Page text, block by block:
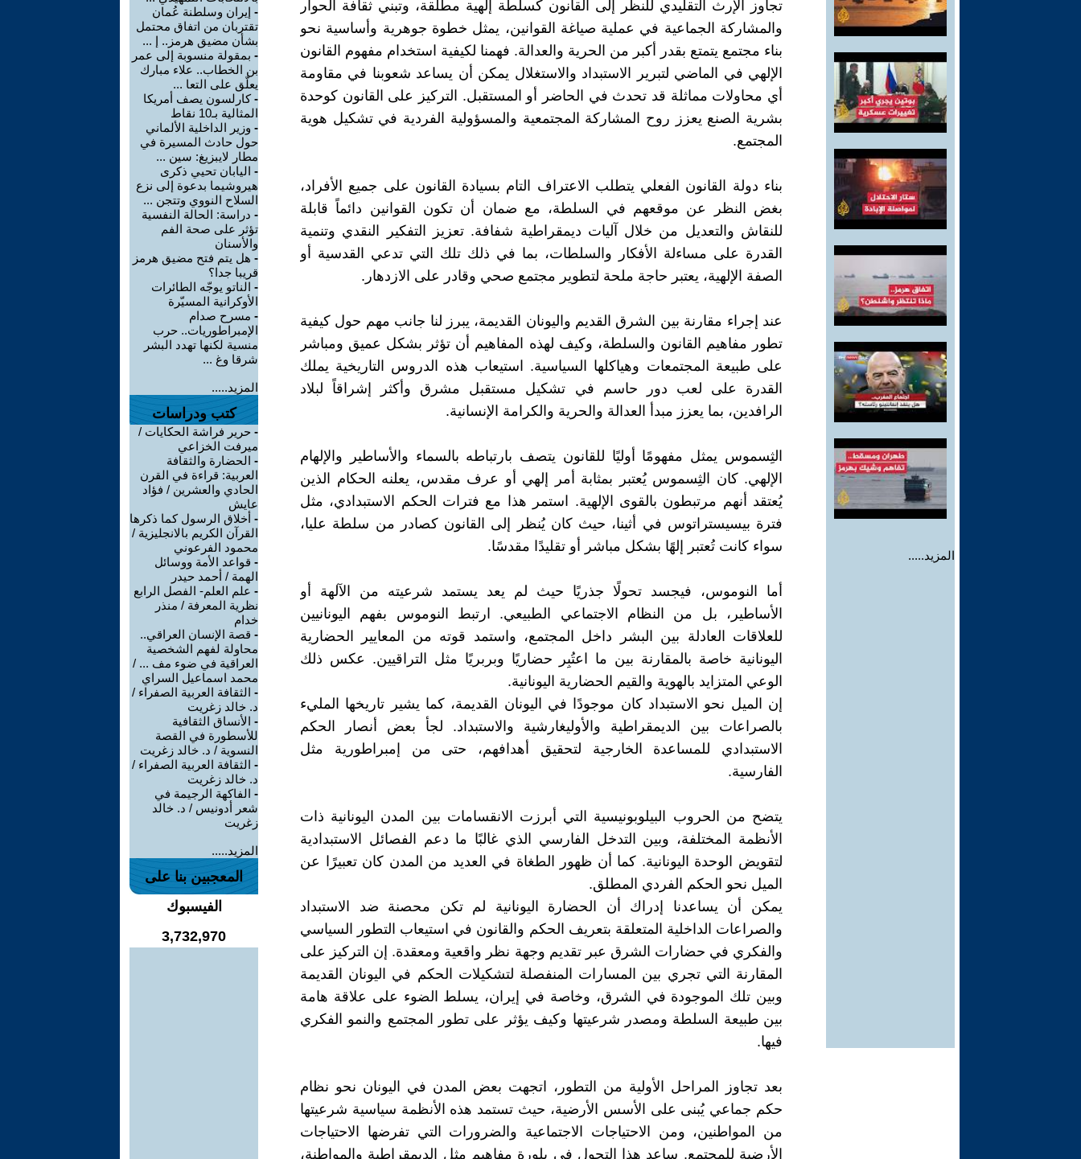
المزيد.....
تجاوز الإرث التقليدي للنظر إلى القانون كسلطة إلهية مطلقة، وتبني ثقافة الحوار
والمشاركة الجماعية في عملية صياغة القوانين، يمثل خطوة جوهرية وأساسية نحو
بناء مجتمع يتمتع بقدر أكبر من الحرية والعدالة. فهمنا لكيفية استخدام مفهوم القانون
الإلهي في الماضي لتبرير الاستبداد والاستغلال يمكن أن يساعد شعوبنا في مقاومة
أي محاولات مماثلة قد تحدث في الحاضر أو المستقبل. التركيز على القانون كوحدة
بشرية الصنع يعزز روح المشاركة المجتمعية والمسؤولية الفردية في تشكيل هوية
المجتمع.
بناء دولة القانون الفعلي يتطلب الاعتراف التام بسيادة القانون على جميع الأفراد،
بغض النظر عن موقعهم في السلطة، مع ضمان أن تكون القوانين دائماً قابلة
للنقاش والتعديل من خلال آليات ديمقراطية شفافة. تعزيز التفكير النقدي وتنمية
القدرة على مساءلة الأفكار والسلطات، بما في ذلك تلك التي تدعي القدسية أو
الصفة الإلهية، يعتبر حاجة ملحة لتطوير مجتمع صحي وقادر على الازدهار.
عند إجراء مقارنة بين الشرق القديم واليونان القديمة، يبرز لنا جانب مهم حول كيفية
تطور مفاهيم القانون والسلطة، وكيف لهذه المفاهيم أن تؤثر بشكل عميق ومباشر
على طبيعة المجتمعات وهياكلها السياسية. استيعاب هذه الدروس التاريخية يملك
القدرة على لعب دور حاسم في تشكيل مستقبل مشرق وأكثر إشراقاً لبلاد
الرافدين، بما يعزز مبدأ العدالة والحرية والكرامة الإنسانية.
الثِسموس يمثل مفهومًا أوليًا للقانون يتصف بارتباطه بالسماء والأساطير والإلهام
الإلهي. كان الثِسموس يُعتبر بمثابة أمر إلهي أو عرف مقدس، يعلنه الحكام الذين
يُعتقد أنهم مرتبطون بالقوى الإلهية. استمر هذا مع فترات الحكم الاستبدادي، مثل
فترة بيسيستراتوس في أثينا، حيث كان يُنظر إلى القانون كصادر من سلطة عليا،
سواء كانت تُعتبر إلهًا بشكل مباشر أو تقليدًا مقدسًا.
أما النوموس، فيجسد تحولًا جذريًا حيث لم يعد يستمد شرعيته من الآلهة أو
الأساطير، بل من النظام الاجتماعي الطبيعي. ارتبط النوموس بفهم اليونانيين
للعلاقات العادلة بين البشر داخل المجتمع، واستمد قوته من المعايير الحضارية
اليونانية خاصة بالمقارنة بين ما اعتُبِر حضاريًا وبربريًا مثل التراقيين. عكس ذلك
الوعي المتزايد بالهوية والقيم الحضارية اليونانية.
إن الميل نحو الاستبداد كان موجودًا في اليونان القديمة، كما يشير تاريخها المليء
بالصراعات بين الديمقراطية والأوليغارشية والاستبداد. لجأ بعض أنصار الحكم
الاستبدادي للمساعدة الخارجية لتحقيق أهدافهم، حتى من إمبراطورية مثل
الفارسية.
يتضح من الحروب البيلوبونيسية التي أبرزت الانقسامات بين المدن اليونانية ذات
الأنظمة المختلفة، وبين التدخل الفارسي الذي غالبًا ما دعم الفصائل الاستبدادية
لتقويض الوحدة اليونانية. كما أن ظهور الطغاة في العديد من المدن كان تعبيرًا عن
الميل نحو الحكم الفردي المطلق.
يمكن أن يساعدنا إدراك أن الحضارة اليونانية لم تكن محصنة ضد الاستبداد
والصراعات الداخلية المتعلقة بتعريف الحكم والقانون في استيعاب التطور السياسي
والفكري في حضارات الشرق عبر تقديم وجهة نظر واقعية ومعقدة. إن التركيز على
المقارنة التي تجري بين المسارات المنفصلة لتشكيلات الحكم في اليونان القديمة
وبين تلك الموجودة في الشرق، وخاصة في إيران، يسلط الضوء على علاقة هامة
بين طبيعة السلطة ومصدر شرعيتها وكيف يؤثر على تطور المجتمع والنمو الفكري
فيها.
بعد تجاوز المراحل الأولية من التطور، اتجهت بعض المدن في اليونان نحو نظام
حكم جماعي يُبنى على الأسس الأرضية، حيث تستمد هذه الأنظمة سياسية شرعيتها
من المواطنين، ومن الاحتياجات الاجتماعية والضرورات التي تفرضها الاحتياجات
الأرضية للمجتمع. ساعد هذا التحول في بلورة مفاهيم مثل الديمقراطية والمواطنة،
- إيران وسلطنة عُمان
تقتربان من اتفاق محتمل
بشأن مضيق هرمز.. إ ...
- بمقولة منسوبة إلى عمر
بن الخطاب.. علاء مبارك
يعلّق على التعا ...
-كارلسون يصف أمريكا
المثالية بـ10 نقاط
- وزير الداخلية الألماني
حول حادث المسيرة في
مطار لايبزيغ: سين ...
- اليابان تحيي ذكرى
هيروشيما بدعوة إلى نزع
السلاح النووي وتتجن ...
- دراسة: الحالة النفسية
تؤثر على صحة الفم
والأسنان
- هل يتم فتح مضيق هرمز
قريبا جدا؟
- الناتو يوجّه الطائرات
الأوكرانية المسيّرة
- مسرح صدام
الإمبراطوريات.. حرب
منسية لكنها تهدد البشر
شرقا وغ ...
المزيد.....
كتب ودراسات
- حرير فراشة الحكايات /
ميرفت الخزاعي
- الحضارة والثقافة
العربية: قراءة في القرن
الحادي والعشرين / فؤاد
عايش
- أخلاق الرسول كما ذكرها
القرآن الكريم بالانجليزية /
محمود الفرعوني
- قواعد الأمة ووسائل
الهمة / أحمد حيدر
- علم العلم- الفصل الرابع
نظرية المعرفة / منذر
خدام
- قصة الإنسان العراقي..
محاولة لفهم الشخصية
العراقية في ضوء مف ... /
محمد اسماعيل السراي
- الثقافة العربية الصفراء /
د. خالد زغريت
- الأنساق الثقافية
للأسطورة في القصة
النسوية / د. خالد زغريت
- الثقافة العربية الصفراء /
د. خالد زغريت
- الفاكهة الرجيمة في
شعر أدونيس / د. خالد
زغريت
المزيد.....
المعجبين بنا على
الفيسبوك
3,732,970